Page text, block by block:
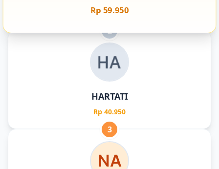
2
HARTATI
Rp 40.950
Rp 59.950
3